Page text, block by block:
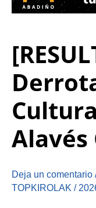
Alavés
Deja un comentario
TOPKIROLAK /